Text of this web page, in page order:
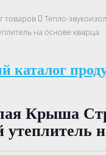
товаров Тепло-
на основе кварца
каталог
Крыша